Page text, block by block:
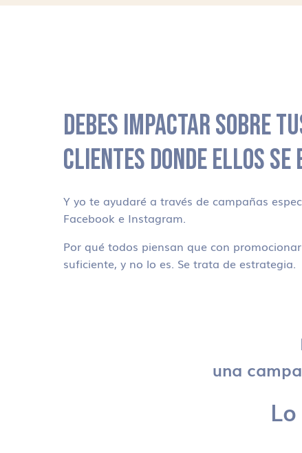
DEBES IMPACTAR SOBRE
CLIENTES DONDE ELLOS
Y yo te ayudaré a través de campañas
Facebook e Instagram.
Por qué todos piensan que con
suficiente, y no lo es. Se trata de estrategia.
una